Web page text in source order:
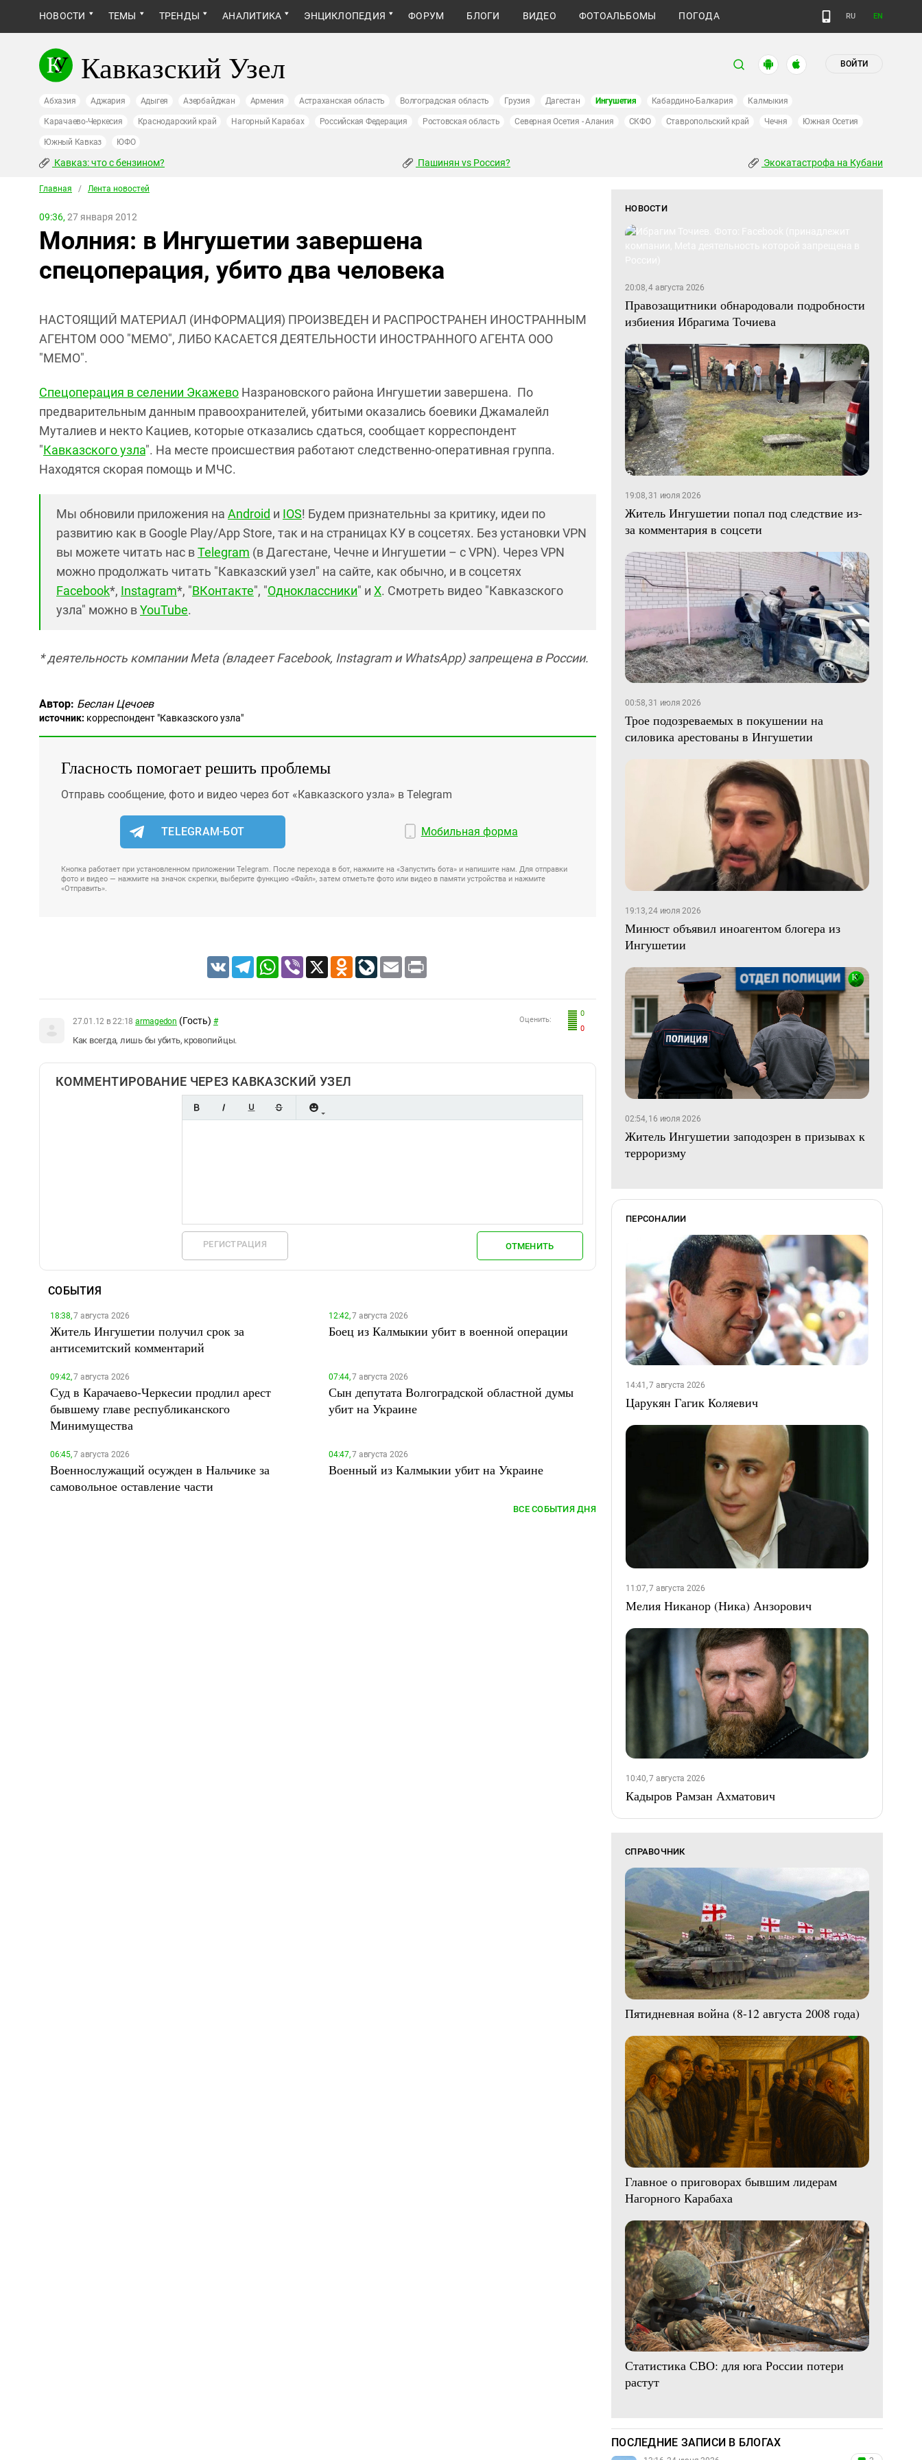
НОВОСТИ ТЕМЫ ТРЕНДЫ АНАЛИТИКА ЭНЦИКЛОПЕДИЯ ФОРУМ БЛОГИ ВИДЕО ФОТОАЛЬБОМЫ ПОГОДА RU EN
Кавказский Узел ВОЙТИ
Абхазия Аджария Адыгея Азербайджан Армения Астраханская область Волгоградская область Грузия Дагестан Ингушетия Кабардино-Балкария Калмыкия
Карачаево-Черкесия Краснодарский край Нагорный Карабах Российская Федерация Ростовская область Северная Осетия - Алания СКФО Ставропольский край Чечня Южная Осетия
Южный Кавказ ЮФО
Кавказ: что с бензином? Пашинян vs Россия? Экокатастрофа на Кубани
Главная / Лента новостей
09:36, 27 января 2012
Молния: в Ингушетии завершена
спецоперация, убито два человека
НАСТОЯЩИЙ МАТЕРИАЛ (ИНФОРМАЦИЯ) ПРОИЗВЕДЕН И РАСПРОСТРАНЕН ИНОСТРАННЫМ
АГЕНТОМ ООО "МЕМО", ЛИБО КАСАЕТСЯ ДЕЯТЕЛЬНОСТИ ИНОСТРАННОГО АГЕНТА ООО
"МЕМО".
Спецоперация в селении Экажево Назрановского района Ингушетии завершена. По
предварительным данным правоохранителей, убитыми оказались боевики Джамалейл
Муталиев и некто Кациев, которые отказались сдаться, сообщает корреспондент
"Кавказского узла". На месте происшествия работают следственно-оперативная группа.
Находятся скорая помощь и МЧС.
Мы обновили приложения на Android и IOS! Будем признательны за критику, идеи по
развитию как в Google Play/App Store, так и на страницах КУ в соцсетях. Без установки VPN
вы можете читать нас вTelegram (в Дагестане, Чечне и Ингушетии – с VPN). Через VPN
можно продолжать читать "Кавказский узел" на сайте, как обычно, и в соцсетях
Facebook*, Instagram*, "ВКонтакте", "Одноклассники" и X. Смотреть видео "Кавказского
узла" можно вYouTube.
* деятельность компании Meta (владеет Facebook, Instagram и WhatsApp) запрещена в России.
Автор: Беслан Цечоев
источник: корреспондент "Кавказского узла"
Гласность помогает решить проблемы
Отправь сообщение, фото и видео через бот «Кавказского узла» в Telegram
TELEGRAM-БОТ Мобильная форма
Кнопка работает при установленном приложении Telegram. После перехода в бот, нажмите на «Запустить бота» и напишите нам. Для отправки
фото и видео — нажмите на значок скрепки, выберите функцию «Файл», затем отметьте фото или видео в памяти устройства и нажмите
«Отправить».
VK TelegramWhatsApp
Viber X Odnoklassniki
LiveJournal
Email
0
0
Оценить:
27.01.12 в 22:18 armagedon (Гость) #
Как всегда, лишь бы убить, кровопийцы.
КОММЕНТИРОВАНИЕ ЧЕРЕЗ КАВКАЗСКИЙ УЗЕЛ
РЕГИСТРАЦИЯ ОТМЕНИТЬ
СОБЫТИЯ
18:38,7 августа 2026
Житель Ингушетии получил срок за
антисемитский комментарий
12:42,7 августа 2026
Боец из Калмыкии убит в военной операции
09:42,7 августа 2026
Суд в Карачаево-Черкесии продлил арест
бывшему главе республиканского
Минимущества
07:44,7 августа 2026
Сын депутата Волгоградской областной думы
убит на Украине
06:45,7 августа 2026
Военнослужащий осужден в Нальчике за
самовольное оставление части
04:47,7 августа 2026
Военный из Калмыкии убит на Украине
ВСЕ СОБЫТИЯ ДНЯ
НОВОСТИ
20:08, 4 августа 2026
Правозащитники обнародовали подробности
избиения Ибрагима Точиева
19:08, 31 июля 2026
Житель Ингушетии попал под следствие из-
за комментария в соцсети
00:58, 31 июля 2026
Трое подозреваемых в покушении на
силовика арестованы в Ингушетии
19:13, 24 июля 2026
Минюст объявил иноагентом блогера из
Ингушетии
02:54, 16 июля 2026
Житель Ингушетии заподозрен в призывах к
терроризму
ПЕРСОНАЛИИ
14:41, 7 августа 2026
Царукян Гагик Коляевич
11:07, 7 августа 2026
Мелия Никанор (Ника) Анзорович
10:40, 7 августа 2026
Кадыров Рамзан Ахматович
СПРАВОЧНИК
Пятидневная война (8-12 августа 2008 года)
Главное о приговорах бывшим лидерам
Нагорного Карабаха
Статистика СВО: для юга России потери
растут
ПОСЛЕДНИЕ ЗАПИСИ В БЛОГАХ